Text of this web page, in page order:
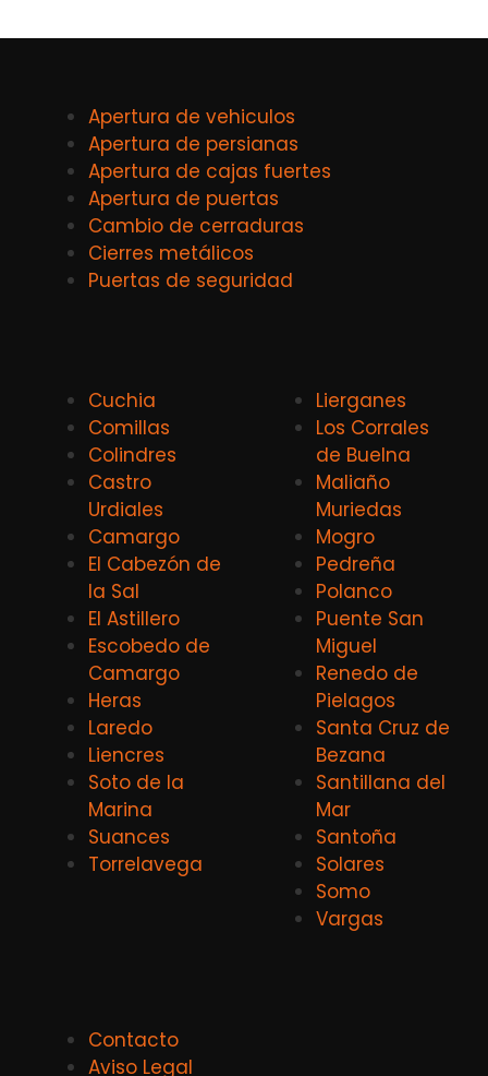
Apertura de vehiculos
Apertura de persianas
Apertura de cajas fuertes
Apertura de puertas
Cambio de cerraduras
Cierres metálicos
Puertas de seguridad
Cuchia
Comillas
Colindres
Castro
Urdiales
Camargo
El Cabezón de
la Sal
El Astillero
Escobedo de
Camargo
Heras
Laredo
Liencres
Soto de la
Marina
Suances
Torrelavega
Lierganes
Los Corrales
de Buelna
Maliaño
Muriedas
Mogro
Pedreña
Polanco
Puente San
Miguel
Renedo de
Pielagos
Santa Cruz de
Bezana
Santillana del
Mar
Santoña
Solares
Somo
Vargas
Contacto
Aviso Legal